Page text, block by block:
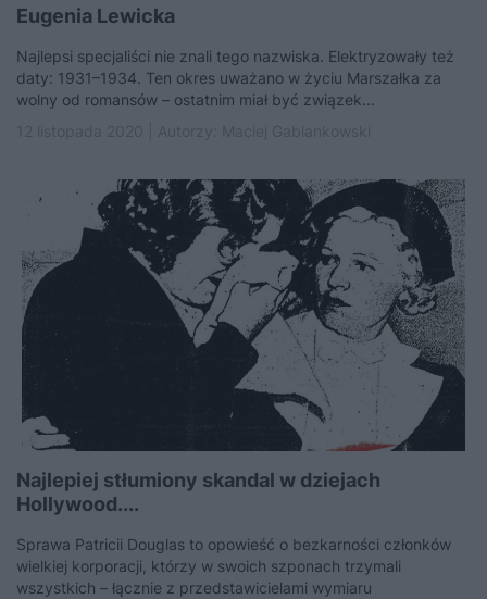
Eugenia Lewicka
Najlepsi specjaliści nie znali tego nazwiska. Elektryzowały też
daty: 1931–1934. Ten okres uważano w życiu Marszałka za
wolny od romansów – ostatnim miał być związek...
Najlepiej stłumiony skandal w dziejach
Hollywood....
Sprawa Patricii Douglas to opowieść o bezkarności członków
wielkiej korporacji, którzy w swoich szponach trzymali
wszystkich – łącznie z przedstawicielami wymiaru